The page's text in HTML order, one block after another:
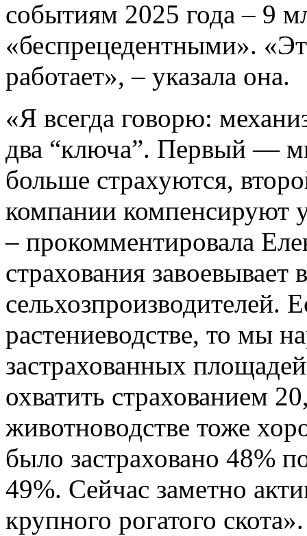
событиям 2025 года – 9
«беспрецедентными».
работает», – указала она.
«Я всегда говорю:
два “ключа”. Первый —
больше страхуются,
компании компенсируют
– прокомментировала
страхования
сельхозпроизводителей.
растениеводстве, то мы
застрахованных
охватить страхованием
животноводстве тоже
было застраховано 48%
49%. Сейчас заметно
крупного рогатого скота».